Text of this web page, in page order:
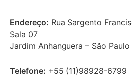
Endereço: Rua Sargento
Sala 07
Jardim Anhanguera – São
Telefone: +55 (11)98928-6799